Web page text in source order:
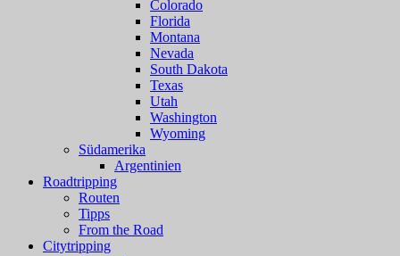
Colorado
Florida
Montana
Nevada
South Dakota
Texas
Utah
Washington
Wyoming
Südamerika
Argentinien
Roadtripping
Routen
Tipps
From the Road
Citytripping